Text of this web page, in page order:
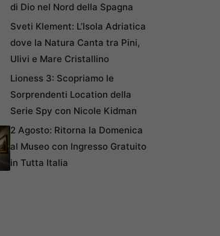
di Dio nel Nord della Spagna
Sveti Klement: L’Isola Adriatica
dove la Natura Canta tra Pini,
Ulivi e Mare Cristallino
Lioness 3: Scopriamo le
Sorprendenti Location della
Serie Spy con Nicole Kidman
2 Agosto: Ritorna la Domenica
al Museo con Ingresso Gratuito
in Tutta Italia